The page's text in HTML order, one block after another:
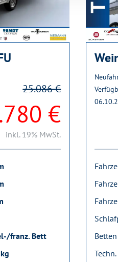
€
25.086 €
inkl. 19% MwSt.
franz. Bett
Betten